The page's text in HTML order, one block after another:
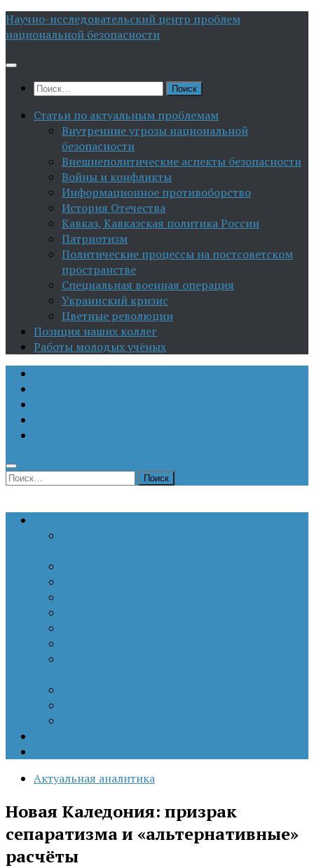
Перейти
к
Научно-исследовательский центр проблем
национальной безопасности
Найти:
Статьи по актуальным проблемам
Внутренние угрозы национальной
безопасности
Внешнеполитические аспекты безопасности
Войны и конфликты
Информационное противоборство
История Отечества
Кавказ, Кавказская политика России
Патриотизм
Политические процессы на постсоветском
пространстве
Специальная военная операция
Украинский кризис
Цветные революции
Позиция наших коллег
Работы молодых учёных
Найти:
Актуальная аналитика
Новая Каледония: призрак
сепаратизма и «альтернативные»
расчёты